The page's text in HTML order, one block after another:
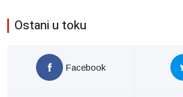
Ostani u toku
Facebook